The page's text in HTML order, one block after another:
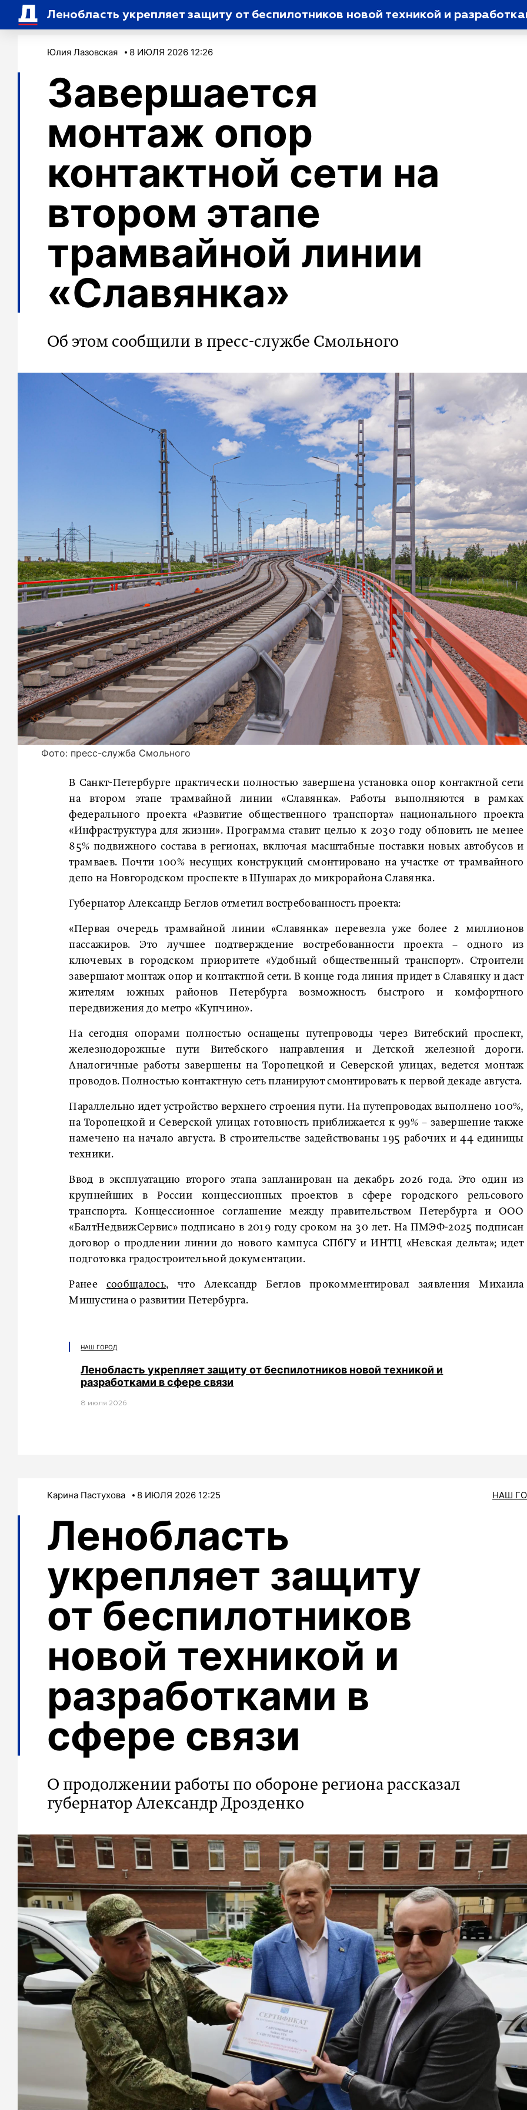
Ленобласть укрепляет защиту от беспилотников новой техникой и
Юлия Лазовская 8 ИЮЛЯ 2026 12:26
Завершается
монтаж опор
контактной сети на
втором этапе
трамвайной линии
«Славянка»
Об этом сообщили в пресс-службе Смольного
Фото: пресс-служба Смольного
В Санкт-Петербурге практически полностью завершена установка опор контактной сети
на втором этапе трамвайной линии «Славянка». Работы выполняются в рамках
федерального проекта «Развитие общественного транспорта» национального проекта
«Инфраструктура для жизни». Программа ставит целью к 2030 году обновить не менее
85% подвижного состава в регионах, включая масштабные поставки новых автобусов и
трамваев. Почти 100% несущих конструкций смонтировано на участке от трамвайного
депо на Новгородском проспекте в Шушарах до микрорайона Славянка.
Губернатор Александр Беглов отметил востребованность проекта:
«Первая очередь трамвайной линии «Славянка» перевезла уже более 2 миллионов
пассажиров. Это лучшее подтверждение востребованности проекта – одного из
ключевых в городском приоритете «Удобный общественный транспорт». Строители
завершают монтаж опор и контактной сети. В конце года линия придет в Славянку и даст
жителям южных районов Петербурга возможность быстрого и комфортного
передвижения до метро «Купчино».
На сегодня опорами полностью оснащены путепроводы через Витебский проспект,
железнодорожные пути Витебского направления и Детской железной дороги.
Аналогичные работы завершены на Торопецкой и Северской улицах, ведется монтаж
проводов. Полностью контактную сеть планируют смонтировать к первой декаде августа.
Параллельно идет устройство верхнего строения пути. На путепроводах выполнено 100%,
на Торопецкой и Северской улицах готовность приближается к 99% – завершение также
намечено на начало августа. В строительстве задействованы 195 рабочих и 44 единицы
техники.
Ввод в эксплуатацию второго этапа запланирован на декабрь 2026 года. Это один из
крупнейших в России концессионных проектов в сфере городского рельсового
транспорта. Концессионное соглашение между правительством Петербурга и ООО
«БалтНедвижСервис» подписано в 2019 году сроком на 30 лет. На ПМЭФ-2025 подписан
договор о продлении линии до нового кампуса СПбГУ и ИНТЦ «Невская дельта»; идет
подготовка градостроительной документации.
Ранее сообщалось, что Александр Беглов прокомментировал заявления Михаила
Мишустина о развитии Петербурга.
НАШ ГОРОД
Ленобласть укрепляет защиту от беспилотников новой техникой и
разработками в сфере связи
8 июля 2026
Карина Пастухова 8 ИЮЛЯ 2026 12:25 НАШ
Ленобласть
укрепляет защиту
от беспилотников
новой техникой и
разработками в
сфере связи
О продолжении работы по обороне региона рассказал
губернатор Александр Дрозденко